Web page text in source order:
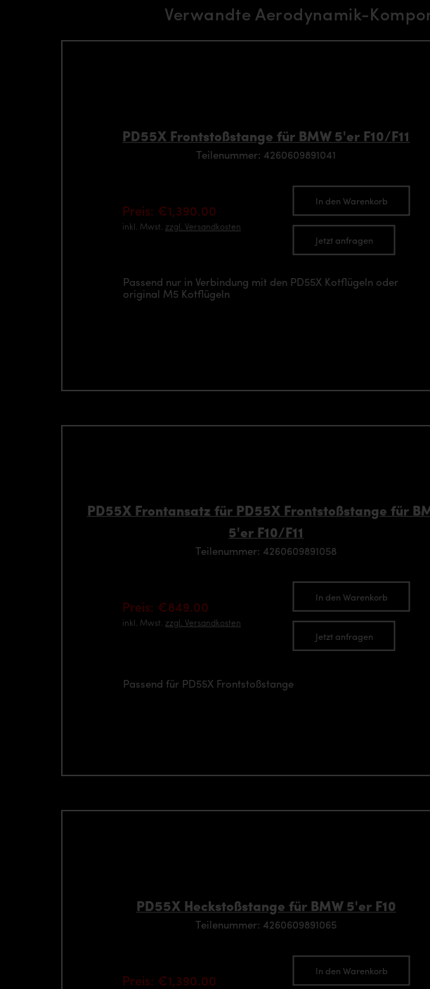
Verwandte Aerodynamik-
PD55X Frontstoßstange für BMW 5'er F10/F11
Teilenummer: 4260609891041
Preis: €1,390.00
inkl. Mwst. zzgl. Versandkosten
In den Warenkorb
Jetzt anfragen
Passend nur in Verbindung mit den PD55X Kotflügeln oder
original M5 Kotflügeln
PD55X Frontansatz für PD55X Frontstoßstange für
5'er F10/F11
Teilenummer: 4260609891058
Preis: €849.00
inkl. Mwst. zzgl. Versandkosten
In den Warenkorb
Jetzt anfragen
Passend für PD55X Frontstoßstange
PD55X Heckstoßstange für BMW 5'er F10
Teilenummer: 4260609891065
Preis: €1,390.00
In den Warenkorb